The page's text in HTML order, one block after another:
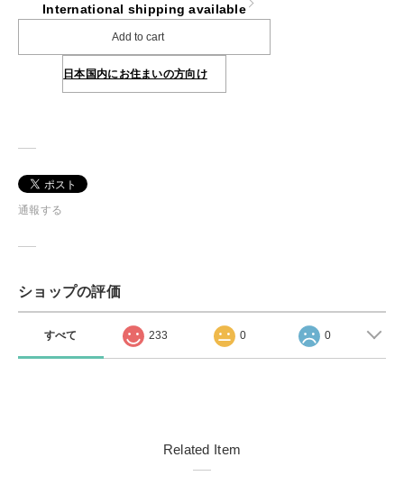
International shipping available
Add to cart
日本国内にお住まいの方向け
通報する
ショップの評価
すべて 233 0 0
Related Item